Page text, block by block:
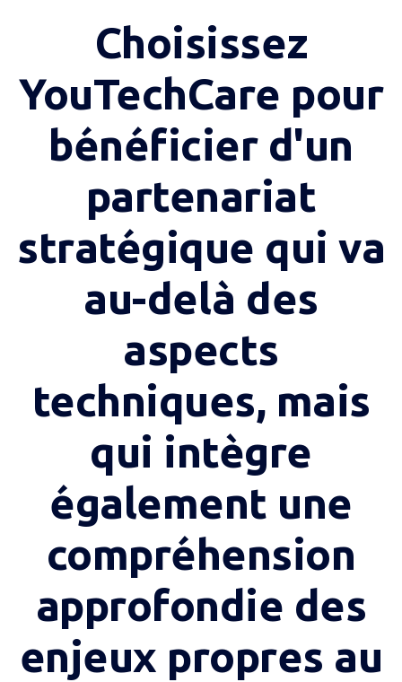
Choisissez
YouTechCare pour
bénéficier d'un
partenariat
stratégique qui va
au-delà des
aspects
techniques, mais
qui intègre
également une
compréhension
approfondie des
enjeux propres au